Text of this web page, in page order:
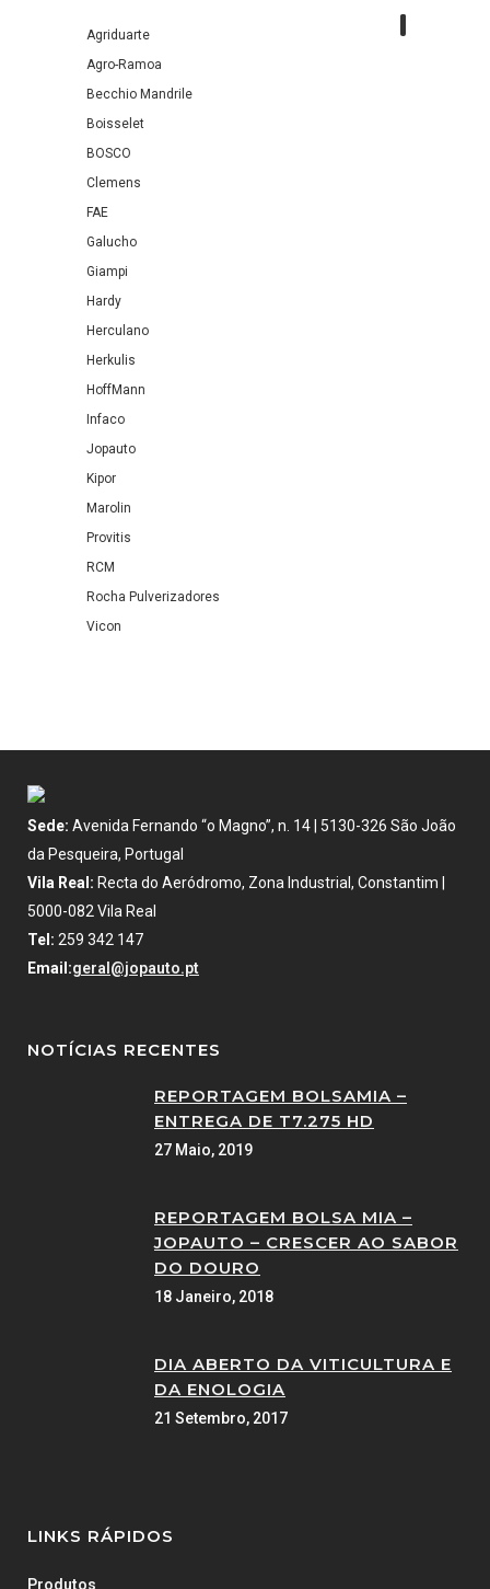
Agriduarte
Agro-Ramoa
Becchio Mandrile
Boisselet
BOSCO
Clemens
FAE
Galucho
Giampi
Hardy
Herculano
Herkulis
HoffMann
Infaco
Jopauto
Kipor
Marolin
Provitis
RCM
Rocha Pulverizadores
Vicon
Sede: Avenida Fernando “o Magno”, n. 14 | 5130-326 São João
da Pesqueira, Portugal
Vila Real: Recta do Aeródromo, Zona Industrial, Constantim |
5000-082 Vila Real
Tel: 259 342 147
Email:geral@jopauto.pt
NOTÍCIAS RECENTES
REPORTAGEM BOLSAMIA –
ENTREGA DE T7.275 HD
27 Maio, 2019
REPORTAGEM BOLSA MIA –
JOPAUTO – CRESCER AO SABOR
DO DOURO
18 Janeiro, 2018
DIA ABERTO DA VITICULTURA E
DA ENOLOGIA
21 Setembro, 2017
LINKS RÁPIDOS
Produtos